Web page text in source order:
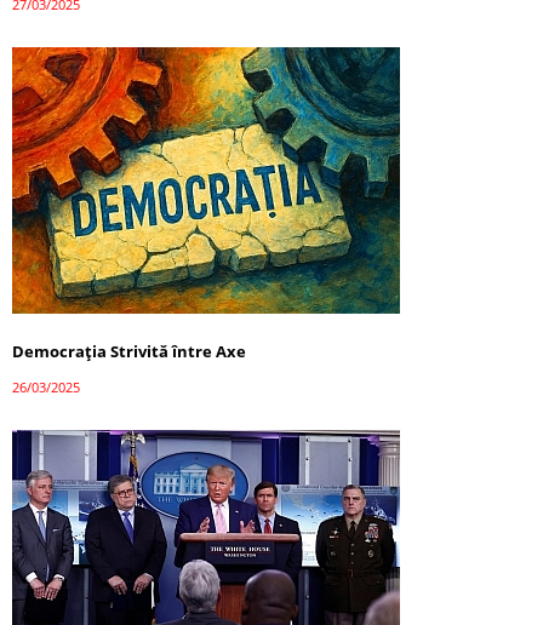
27/03/2025
Democrația Strivită între Axe
26/03/2025